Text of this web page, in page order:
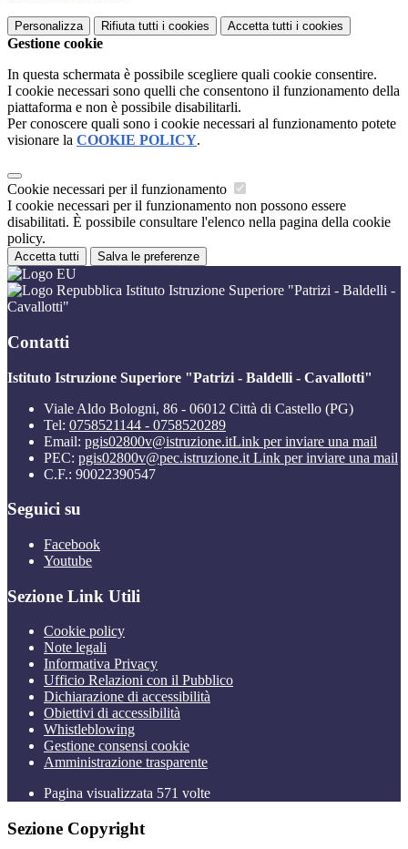
Personalizza Rifiuta tutti i cookies Accetta tutti i cookies
Gestione cookie
In questa schermata è possibile scegliere quali cookie consentire.
I cookie necessari sono quelli che consentono il funzionamento della
piattaforma e non è possibile disabilitarli.
Per conoscere quali sono i cookie necessari al funzionamento potete
visionare la COOKIE POLICY.
Cookie necessari per il funzionamento
I cookie necessari per il funzionamento non possono essere
disabilitati. È possibile consultare l'elenco nella pagina della cookie
policy.
Accetta tutti Salva le preferenze
Istituto Istruzione Superiore "Patrizi - Baldelli -
Cavallotti"
Contatti
Istituto Istruzione Superiore "Patrizi - Baldelli - Cavallotti"
Viale Aldo Bologni, 86 - 06012 Città di Castello (PG)
Tel: 0758521144 - 0758520289
Email: pgis02800v@istruzione.itLink per inviare una mail
PEC: pgis02800v@pec.istruzione.it Link per inviare una mail
C.F.: 90022390547
Seguici su
Facebook
Youtube
Sezione Link Utili
Cookie policy
Note legali
Informativa Privacy
Ufficio Relazioni con il Pubblico
Dichiarazione di accessibilità
Obiettivi di accessibilità
Whistleblowing
Gestione consensi cookie
Amministrazione trasparente
Pagina visualizzata 571 volte
Sezione Copyright